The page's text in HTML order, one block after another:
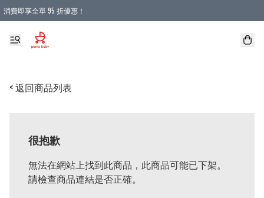
消費即享全單 95 折優惠！
購物滿 HKD 900.00即享免運費優惠！（適用於 本地送貨、本地取貨 )
< 返回商品列表
很抱歉
無法在網站上找到此商品，此商品可能已下架。
請檢查商品連結是否正確。